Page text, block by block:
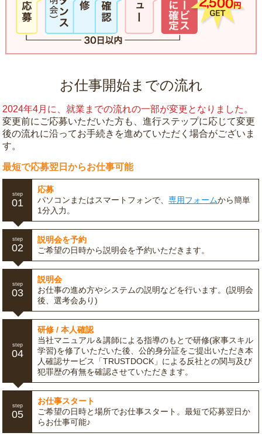
お仕事開始までの流れ
2024年4月に、就業までの流れの一部が変更となりました。
変更前にご応募いただいた方も、進行ステップに応じて変更
後の流れに沿ってお手続きを進めていただく場合がございま
す。
最短で応募翌日からお仕事可能
step
01
応募
パソコンまたはスマートフォンで、専用フォームから簡単
1分入力。
step
02
説明会を予約
ご希望の日時から説明会を予約いただきます。
step
03
説明会
お仕事の進め方やシステムの説明などを行います。(説明会
後、選考会あり)
step
04
研修 / 本人確認
当社マニュアル＆講師による指導のもとで研修(家事スキル
学習)を修了いただいた後、公的身分証をご提出いただき本
人確認サービス「TRUSTDOCK」による反社との関与及び
犯罪歴の有無を確認させていただきます。
step
05
お仕事スタート
ご希望の日時と場所でお仕事スタート。最短で応募翌日か
らお仕事可能♪